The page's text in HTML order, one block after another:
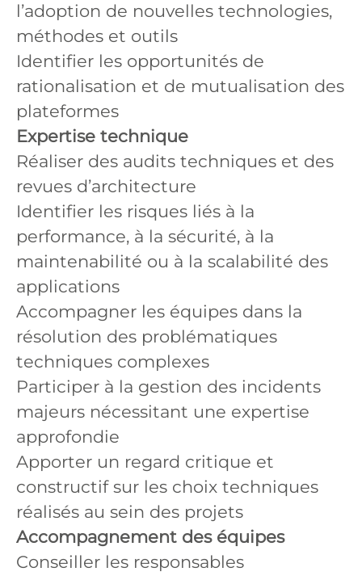
l’adoption de nouvelles technologies,
méthodes et outils
Identifier les opportunités de
rationalisation et de mutualisation des
plateformes
Expertise technique
Réaliser des audits techniques et des
revues d’architecture
Identifier les risques liés à la
performance, à la sécurité, à la
maintenabilité ou à la scalabilité des
applications
Accompagner les équipes dans la
résolution des problématiques
techniques complexes
Participer à la gestion des incidents
majeurs nécessitant une expertise
approfondie
Apporter un regard critique et
constructif sur les choix techniques
réalisés au sein des projets
Accompagnement des équipes
Conseiller les responsables